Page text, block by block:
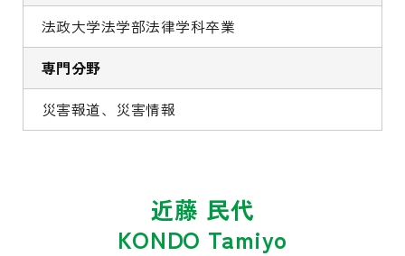
法政大学法学部法律学科卒業
専門分野
災害報道、災害情報
近藤 民代
KONDO Tamiyo